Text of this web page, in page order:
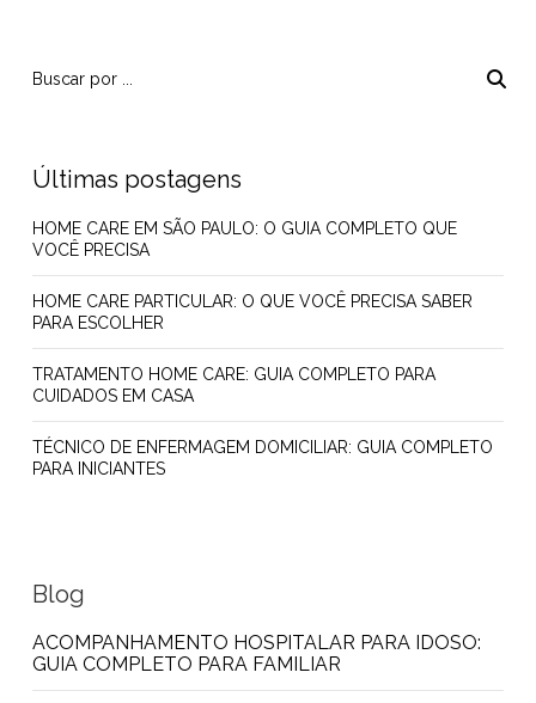
Últimas postagens
HOME CARE EM SÃO PAULO: O GUIA COMPLETO QUE
VOCÊ PRECISA
HOME CARE PARTICULAR: O QUE VOCÊ PRECISA SABER
PARA ESCOLHER
TRATAMENTO HOME CARE: GUIA COMPLETO PARA
CUIDADOS EM CASA
TÉCNICO DE ENFERMAGEM DOMICILIAR: GUIA COMPLETO
PARA INICIANTES
Blog
ACOMPANHAMENTO HOSPITALAR PARA IDOSO:
GUIA COMPLETO PARA FAMILIAR